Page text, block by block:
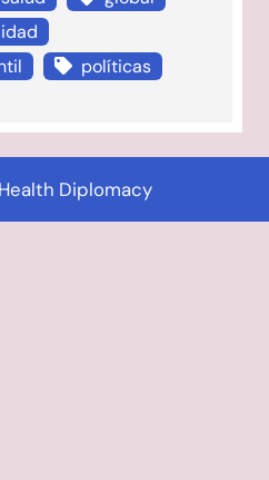
políticas
Diplomacy